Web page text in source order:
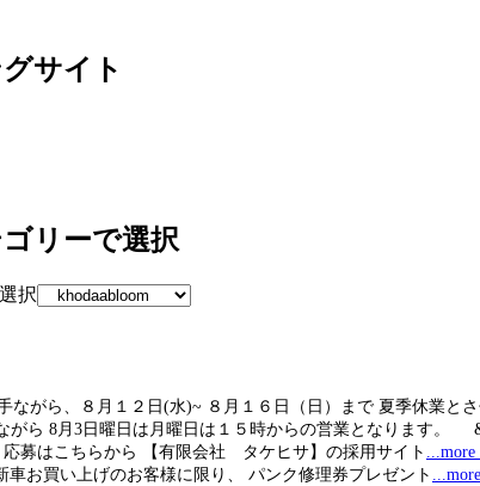
サイト
リーで選択
択
ながら、８月１２日(水)~ ８月１６日（日）まで 夏季休業と
がら 8月3日曜日は月曜日は１５時からの営業となります。
応募はこちらから 【有限会社 タケヒサ】の採用サイト
車お買い上げのお客様に限り、 パンク修理券プレゼント